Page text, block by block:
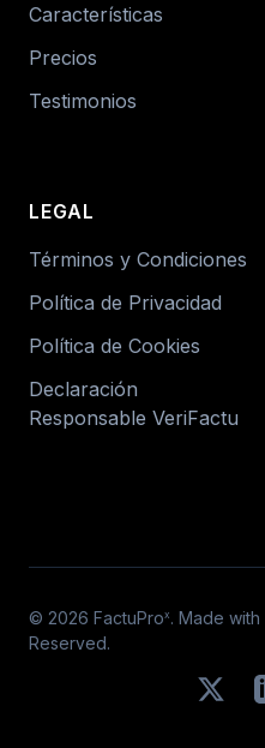
Características
Precios
Testimonios
LEGAL
Términos y Condiciones
Política de Privacidad
Política de Cookies
Declaración
Responsable VeriFactu
© 2026 FactuProx . Made with
Reserved.